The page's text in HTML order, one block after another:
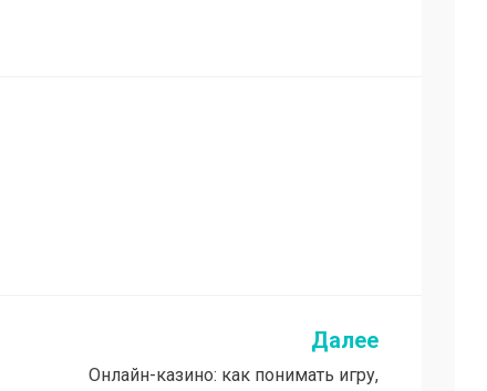
Далее
Онлайн-казино: как понимать игру,